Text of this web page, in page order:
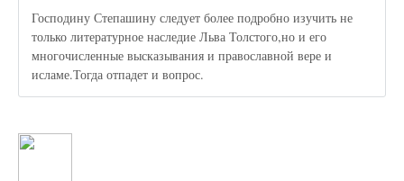
Господину Степашину следует более подробно изучить не
только литературное наследие Льва Толстого,но и его
многочисленные высказывания и православной вере и
исламе.Тогда отпадет и вопрос.